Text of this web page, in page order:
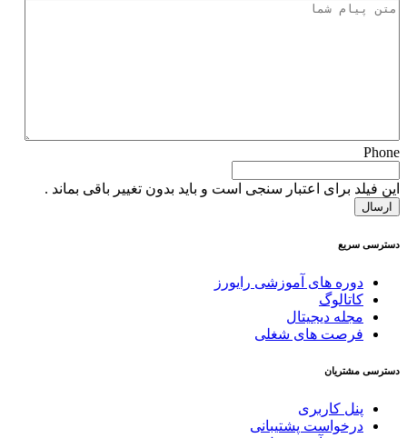
Phone
این فیلد برای اعتبار سنجی است و باید بدون تغییر باقی بماند .
دسترسی سریع
دوره های آموزشی رایورز
کاتالوگ
مجله دیجیتال
فرصت های شغلی
دسترسی مشتریان
پنل کاربری
درخواست پشتیبانی